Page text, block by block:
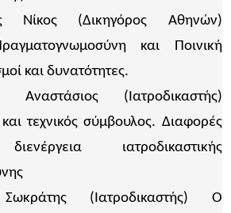
Νίκος (Δικηγόρος Αθηνών)
και Ποινική
και δυνατότητες.
(Ιατροδικαστής)
τεχνικός σύμβουλος. Διαφορές
ιατροδικαστικής
(Ιατροδικαστής) Ο